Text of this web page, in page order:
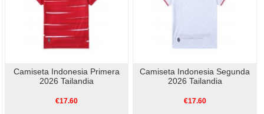
Camiseta Indonesia Primera
2026 Tailandia
€17.60
Camiseta Indonesia Segunda
2026 Tailandia
€17.60